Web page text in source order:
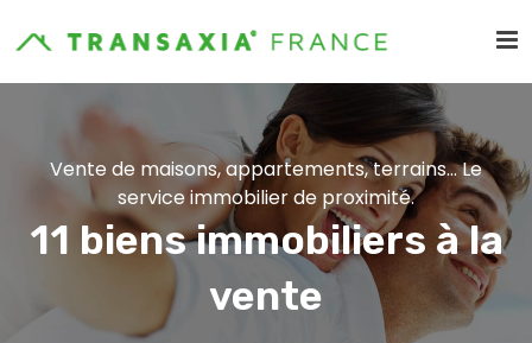
Vente de maisons, appartements, terrains... Le
service immobilier de proximité.
11 biens immobiliers à la
vente